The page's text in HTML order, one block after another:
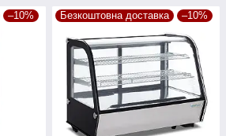
–10% Безкоштовна доставка –10%